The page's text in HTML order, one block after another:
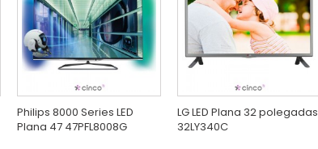
Philips 8000 Series LED
Plana 47 47PFL8008G
LG LED Plana 32 polegadas
32LY340C